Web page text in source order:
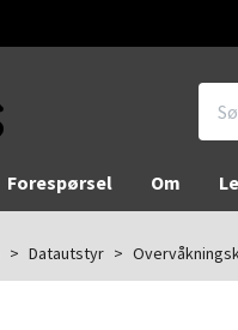
Forespørsel Om
Datautstyr